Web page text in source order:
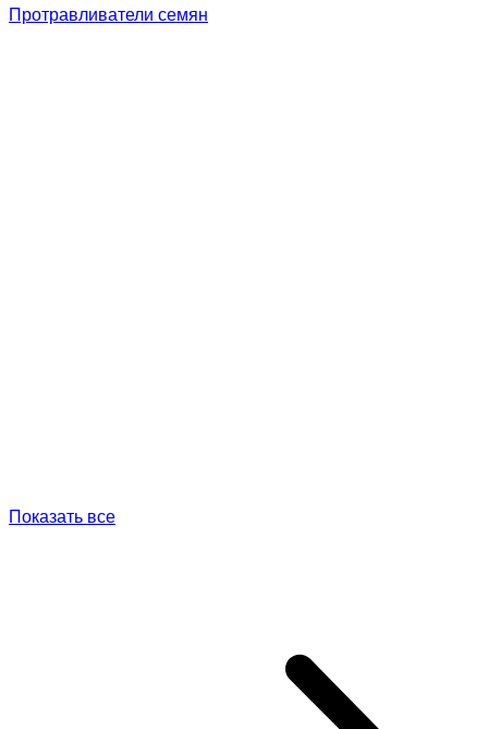
Протравливатели семян
Показать все